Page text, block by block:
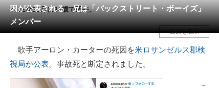
メディア
注目記事を集めた総合ページ
スマホと通信の最新トレンド
因が公表される 兄は「バックストリート・ボーイズ」
メンバー
2022年11月に34歳で死去。
目次を表示
歌手アーロン・カーターの死因を米ロサンゼルス郡検
視局が公表。事故死と断定されました。